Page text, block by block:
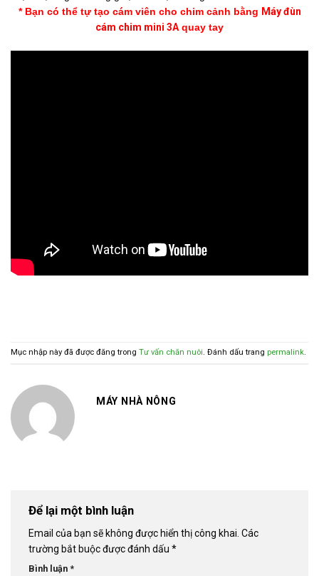
* Bạn có thể tự tạo cám viên cho chim cảnh bằng Máy đùn
cám chim mini 3A quay tay
Mục nhập này đã được đăng trong Tư vấn chăn nuôi. Đánh dấu trang permalink.
MÁY NHÀ NÔNG
Để lại một bình luận
Email của bạn sẽ không được hiển thị công khai. Các
trường bắt buộc được đánh dấu *
Bình luận *